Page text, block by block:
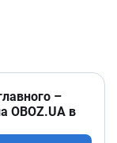
–
OBOZ.UA в